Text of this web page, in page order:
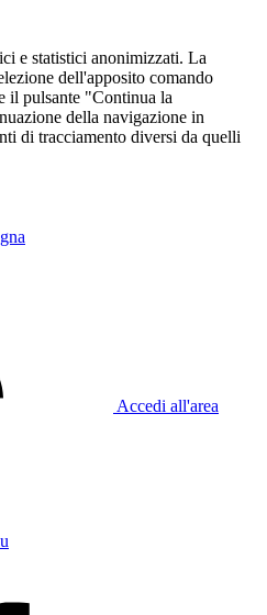
e statistici anonimizzati. La
dell'apposito comando
il pulsante "Continua la
della navigazione in
di tracciamento diversi da quelli
Accedi all'area